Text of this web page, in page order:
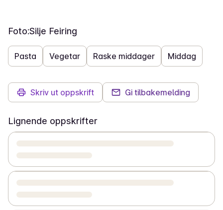
Foto:Silje Feiring
Pasta Vegetar Raske middager Middag
Skriv ut oppskrift Gi tilbakemelding
Lignende oppskrifter